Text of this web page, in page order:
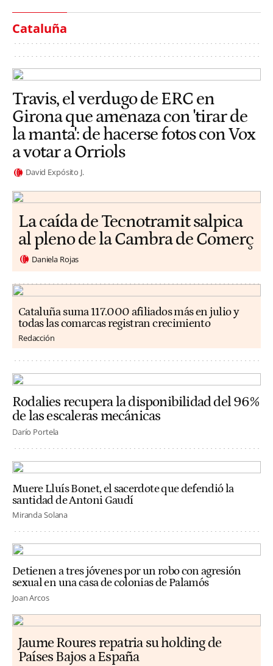
Cataluña
Travis, el verdugo de ERC en
Girona que amenaza con 'tirar de
la manta': de hacerse fotos con Vox
a votar a Orriols
David Expósito J.
La caída de Tecnotramit salpica
al pleno de la Cambra de Comerç
Daniela Rojas
Cataluña suma 117.000 afiliados más en julio y
todas las comarcas registran crecimiento
Redacción
Rodalies recupera la disponibilidad del 96%
de las escaleras mecánicas
Darío Portela
Muere Lluís Bonet, el sacerdote que defendió la
santidad de Antoni Gaudí
Miranda Solana
Detienen a tres jóvenes por un robo con agresión
sexual en una casa de colonias de Palamós
Joan Arcos
Jaume Roures repatria su holding de
Países Bajos a España